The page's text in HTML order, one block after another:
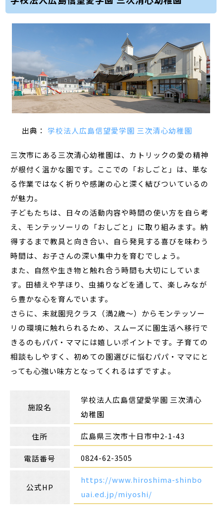
出典： 学校法人広島信望愛学園 三次清心幼稚園
三次市にある三次清心幼稚園は、カトリックの愛の精神
が根付く温かな園です。ここでの「おしごと」は、単な
る作業ではなく祈りや感謝の心と深く結びついているの
が魅力。
子どもたちは、日々の活動内容や時間の使い方を自ら考
え、モンテッソーリの「おしごと」に取り組みます。納
得するまで教具と向き合い、自ら発見する喜びを味わう
時間は、お子さんの深い集中力を育むでしょう。
また、自然や生き物と触れ合う時間も大切にしていま
す。田植えや芋ほり、虫捕りなどを通して、楽しみなが
ら豊かな心を育んでいます。
さらに、未就園児クラス（満2歳～）からモンテッソー
リの環境に触れられるため、スムーズに園生活へ移行で
きるのもパパ・ママには嬉しいポイントです。子育ての
相談もしやすく、初めての園選びに悩むパパ・ママにと
っても心強い味方となってくれるはずですよ。
施設名
学校法人広島信望愛学園 三次清心
幼稚園
住所 広島県三次市十日市中2-1-43
電話番号 0824-62-3505
公式HP
https://www.hiroshima-shinbo
uai.ed.jp/miyoshi/